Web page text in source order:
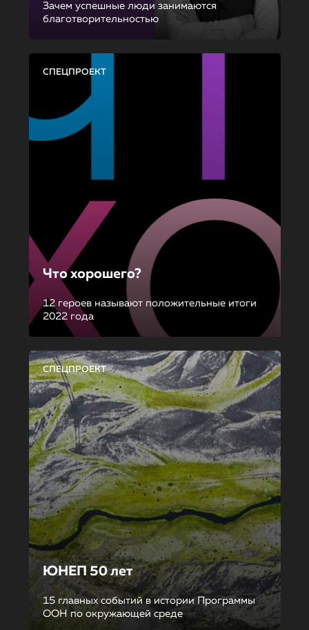
Зачем успешные люди занимаются
благотворительностью
СПЕЦПРОЕКТ
Что хорошего?
12 героев называют положительные итоги
2022 года
СПЕЦПРОЕКТ
ЮНЕП 50 лет
15 главных событий в истории Программы
ООН по окружающей среде